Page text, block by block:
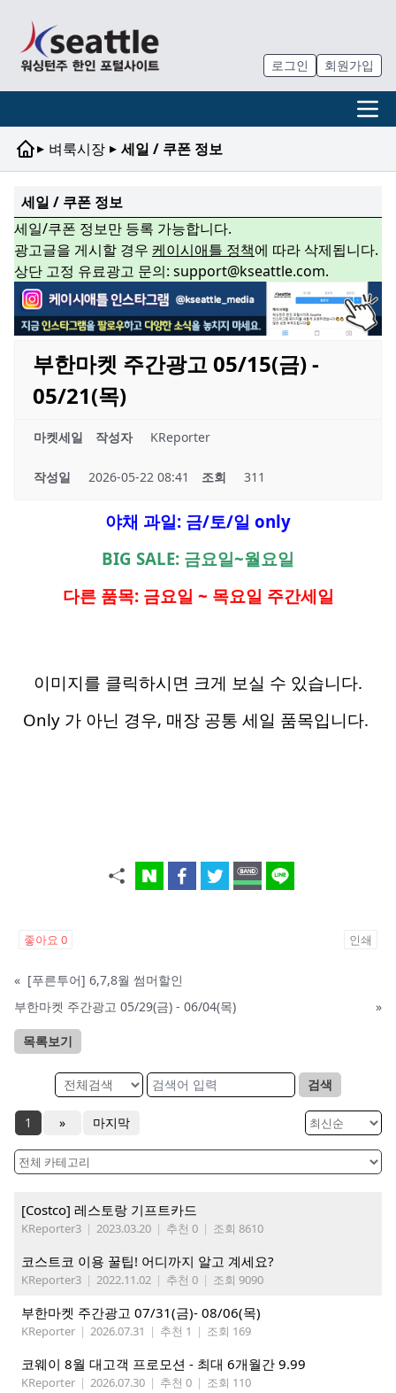
로그인 회원가입
▸ 벼룩시장 ▸ 세일 / 쿠폰 정보
세일 / 쿠폰 정보
세일/쿠폰 정보만 등록 가능합니다.
광고글을 게시할 경우 케이시애틀 정책에 따라 삭제됩니다.
상단 고정 유료광고 문의: support@kseattle.com.
부한마켓 주간광고 05/15(금) -
05/21(목)
마켓세일 작성자 KReporter
작성일 2026-05-22 08:41 조회 311
야채 과일: 금/토/일 only
BIG SALE: 금요일~월요일
다른 품목: 금요일 ~ 목요일 주간세일
이미지를 클릭하시면 크게 보실 수 있습니다.
Only 가 아닌 경우, 매장 공통 세일 품목입니다.
좋아요 0 인쇄
« [푸른투어] 6,7,8월 썸머할인
부한마켓 주간광고 05/29(금) - 06/04(목)
»
목록보기
검색
1 » 마지막
[Costco] 레스토랑 기프트카드
KReporter3 | 2023.03.20 | 추천 0 | 조회 8610
코스트코 이용 꿀팁! 어디까지 알고 계세요?
KReporter3 | 2022.11.02 | 추천 0 | 조회 9090
부한마켓 주간광고 07/31(금)- 08/06(목)
KReporter | 2026.07.31 | 추천 1 | 조회 169
코웨이 8월 대고객 프로모션 - 최대 6개월간 9.99
KReporter | 2026.07.30 | 추천 0 | 조회 110